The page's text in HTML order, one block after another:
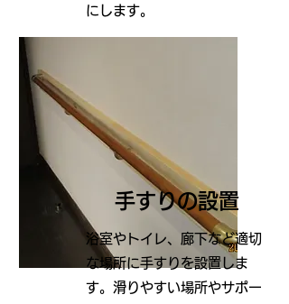
にします。
手すりの設置
浴室やトイレ、廊下など適切
な場所に手すりを設置しま
す。滑りやすい場所やサポー